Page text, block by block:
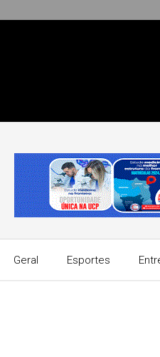
Geral Esportes